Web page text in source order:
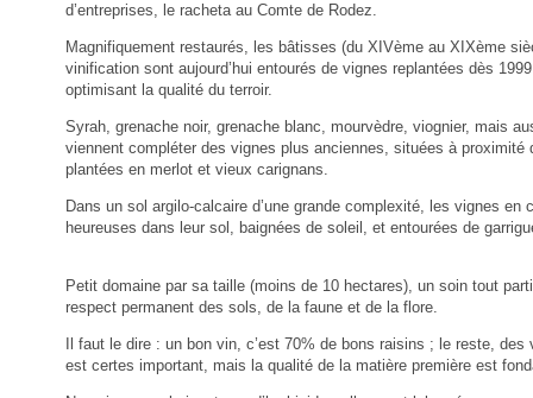
d’entreprises, le racheta au Comte de Rodez.
Magnifiquement restaurés, les bâtisses (du XIVème au XIXème
vinification sont aujourd’hui entourés de vignes replantées dès
optimisant la qualité du terroir.
Syrah, grenache noir, grenache blanc, mourvèdre, viognier, mais
viennent compléter des vignes plus anciennes, situées à
plantées en merlot et vieux carignans.
Dans un sol argilo-calcaire d’une grande complexité, les vignes en
heureuses dans leur sol, baignées de soleil, et entourées de
Petit domaine par sa taille (moins de 10 hectares), un soin tout
respect permanent des sols, de la faune et de la flore.
Il faut le dire : un bon vin, c’est 70% de bons raisins ; le reste,
est certes important, mais la qualité de la matière première est